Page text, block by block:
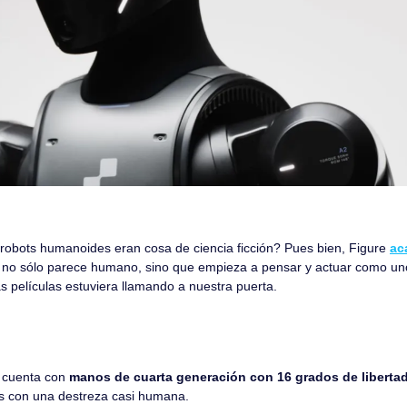
humanoides eran cosa de ciencia ficción? Pues bien, Figure
sólo parece humano, sino que empieza a pensar y actuar como
películas estuviera llamando a nuestra puerta.
con manos de cuarta generación con 16 grados de
con una destreza casi humana.